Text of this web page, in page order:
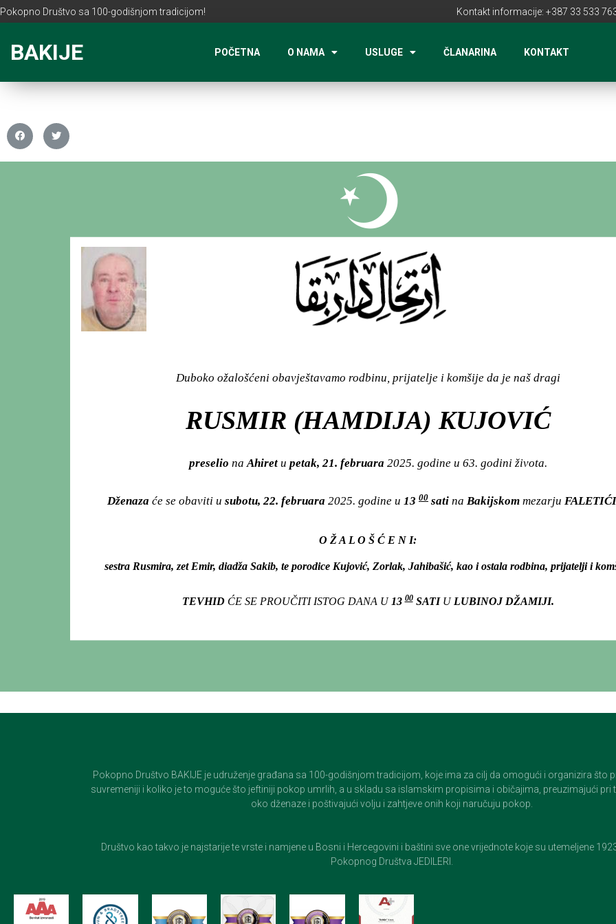
Pokopno Društvo sa 100-godišnjom tradicijom! Kontakt informacije: +387 33 533
BAKIJE POČETNA O NAMA USLUGE ČLANARINA KONTAKT
Duboko ožalošćeni obavještavamo rodbinu, prijatelje i komšije da je naš dragi
RUSMIR (HAMDIJA) KUJOVIĆ
preselio na Ahiretu petak, 21. februara 2025. godine u 63. godini života.
Dženaza će se obaviti u subotu, 22. februara 2025. godine u 13 00 sati na Bakijskom mezarju
O Ž A L O Š Ć E N I:
sestra Rusmira, zet Emir, diadža Sakib, te porodice Kujović, Zorlak, Jahibašić, kao i ostala rodbina, prijatelji i
TEVHID ĆE SE PROUČITI ISTOG DANA U 1300SATIU LUBINOJ DŽAMIJI.
Pokopno Društvo BAKIJE je udruženje građana sa 100-godišnjom tradicijom, koje ima za cilj da omogući i organizira što
suvremeniji i koliko je to moguće što jeftiniji pokop umrlih, a u skladu sa islamskim propisima i običajima, preuzimajući pri
oko dženaze i poštivajući volju i zahtjeve onih koji naručuju pokop.
Društvo kao takvo je najstarije te vrste i namjene u Bosni i Hercegovini i baštini sve one vrijednote koje su utemeljene
Pokopnog Društva JEDILERI.